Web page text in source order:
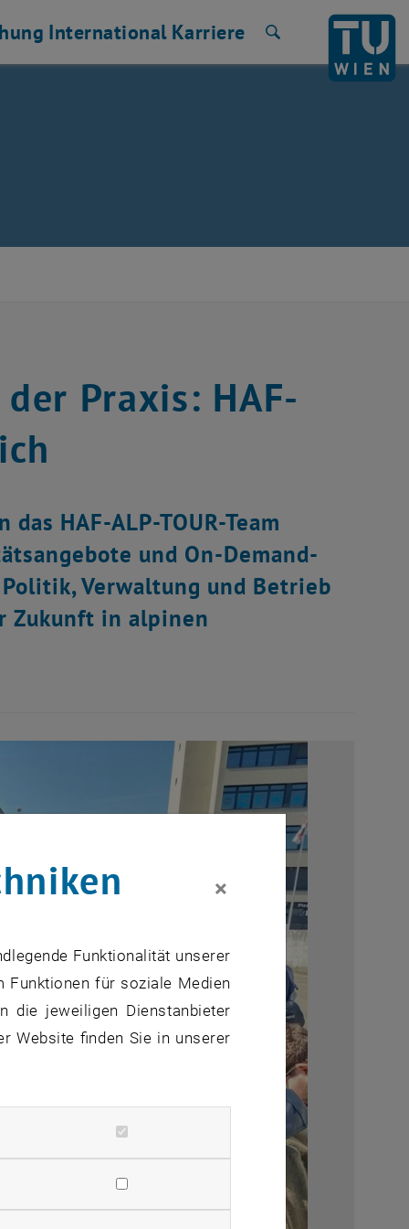
International Karriere
Praxis: HAF-
HAF-ALP-TOUR-Team
und On-Demand-
Verwaltung und Betrieb
Zukunft in alpinen
×
Funktionalität unserer
Funktionen für soziale Medien
die jeweiligen Dienstanbieter
Website finden Sie in unserer